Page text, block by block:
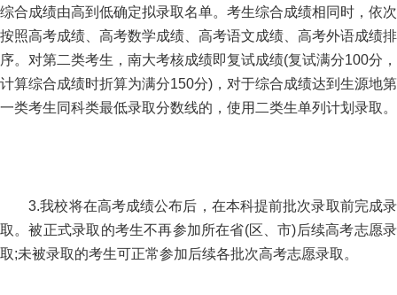
综合成绩由高到低确定拟录取名单。考生综合成绩相同时，依次
按照高考成绩、高考数学成绩、高考语文成绩、高考外语成绩排
序。对第二类考生，南大考核成绩即复试成绩(复试满分100分，
计算综合成绩时折算为满分150分)，对于综合成绩达到生源地第
一类考生同科类最低录取分数线的，使用二类生单列计划录取。
3.我校将在高考成绩公布后，在本科提前批次录取前完成录
取。被正式录取的考生不再参加所在省(区、市)后续高考志愿录
取;未被录取的考生可正常参加后续各批次高考志愿录取。